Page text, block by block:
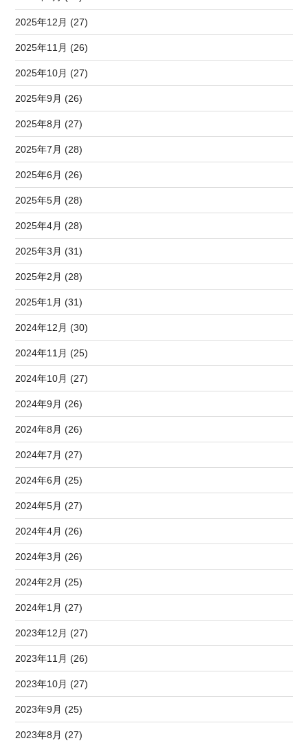
2025年12月 (27)
2025年11月 (26)
2025年10月 (27)
2025年9月 (26)
2025年8月 (27)
2025年7月 (28)
2025年6月 (26)
2025年5月 (28)
2025年4月 (28)
2025年3月 (31)
2025年2月 (28)
2025年1月 (31)
2024年12月 (30)
2024年11月 (25)
2024年10月 (27)
2024年9月 (26)
2024年8月 (26)
2024年7月 (27)
2024年6月 (25)
2024年5月 (27)
2024年4月 (26)
2024年3月 (26)
2024年2月 (25)
2024年1月 (27)
2023年12月 (27)
2023年11月 (26)
2023年10月 (27)
2023年9月 (25)
2023年8月 (27)